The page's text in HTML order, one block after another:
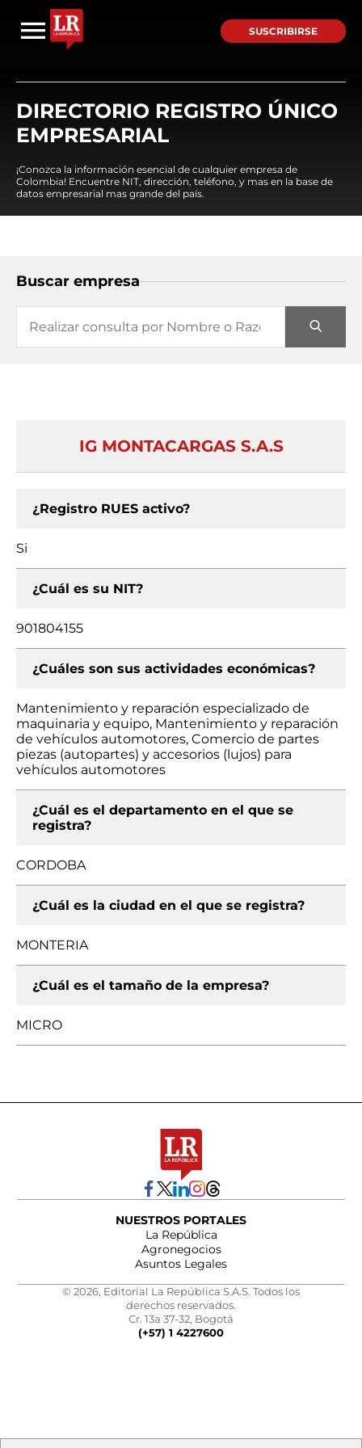
SUSCRIBIRSE
DIRECTORIO REGISTRO ÚNICO
EMPRESARIAL
¡Conozca la información esencial de cualquier empresa de
Colombia! Encuentre NIT, dirección, teléfono, y mas en la base de
datos empresarial mas grande del país.
Buscar empresa
IG MONTACARGAS S.A.S
¿Registro RUES activo?
Si
¿Cuál es su NIT?
901804155
¿Cuáles son sus actividades económicas?
Mantenimiento y reparación especializado de
maquinaria y equipo, Mantenimiento y reparación
de vehículos automotores, Comercio de partes
piezas (autopartes) y accesorios (lujos) para
vehículos automotores
¿Cuál es el departamento en el que se
registra?
CORDOBA
¿Cuál es la ciudad en el que se registra?
MONTERIA
¿Cuál es el tamaño de la empresa?
MICRO
NUESTROS PORTALES
La República
Agronegocios
Asuntos Legales
© 2026, Editorial La República S.A.S. Todos los
derechos reservados.
Cr. 13a 37-32, Bogotá
(+57) 1 4227600